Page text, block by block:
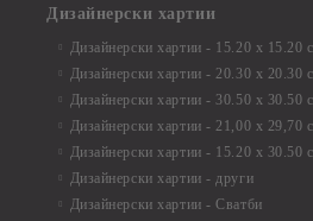
Дизайнерски хартии
Дизайнерски хартии - 15.20 х 15.20
Дизайнерски хартии - 20.30 х 20.30
Дизайнерски хартии - 30.50 х 30.50
Дизайнерски хартии - 21,00 х 29,70
Дизайнерски хартии - 15.20 x 30.50
Дизайнерски хартии - други
Дизайнерски хартии - Сватби